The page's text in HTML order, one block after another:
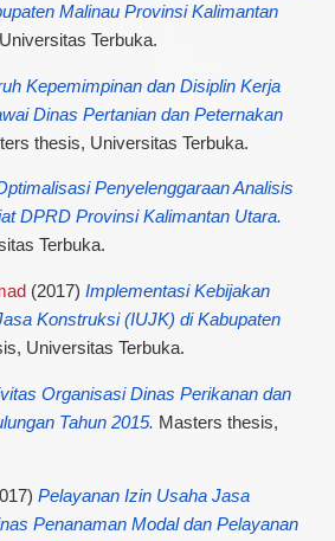
Malinau Provinsi Kalimantan
Terbuka.
Kepemimpinan dan Disiplin Kerja
Dinas Pertanian dan Peternakan
thesis, Universitas Terbuka.
Penyelenggaraan Analisis
DPRD Provinsi Kalimantan Utara.
Terbuka.
(2017) Implementasi Kebijakan
Konstruksi (IUJK) di Kabupaten
Universitas Terbuka.
Organisasi Dinas Perikanan dan
Tahun 2015. Masters thesis,
Pelayanan Izin Usaha Jasa
Penanaman Modal dan Pelayanan